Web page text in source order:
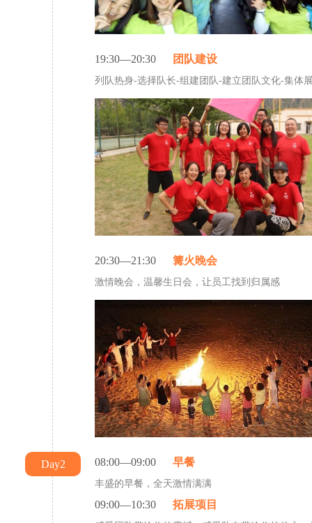
19:30—20:30 团队建设
列队热身-选择队长-组建团队-建立团队文化-集体
20:30—21:30 篝火晚会
激情晚会，温馨生日会，让员工找到归属感
Day2 08:00—09:00 早餐
丰盛的早餐，全天激情满满
09:00—10:30 拓展项目